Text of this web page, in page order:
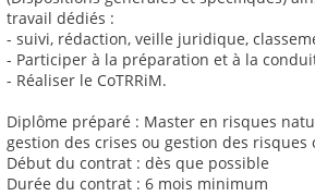
travail dédiés :
- suivi, rédaction, veille juridique,
- Participer à la préparation et à la
- Réaliser le CoTRRiM.
Diplôme préparé : Master en risques
gestion des crises ou gestion des risques
Début du contrat : dès que possible
Durée du contrat : 6 mois minimum